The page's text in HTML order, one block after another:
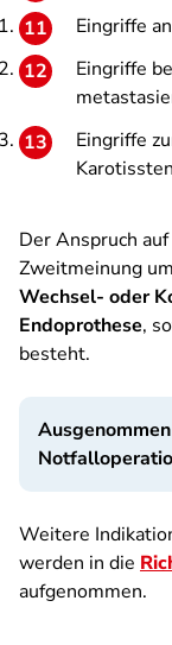
Eingriffe
Eingriffe
Eingriffe
Der Anspruch
Zweitmeinung
Wechsel- oder
Endoprothese,
besteht.
Weitere
werden in die
aufgenommen.